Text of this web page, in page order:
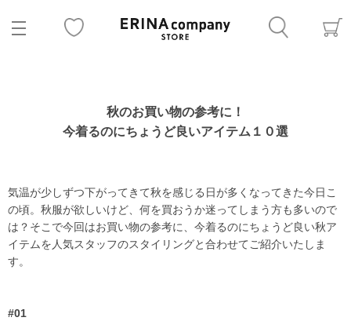
秋のお買い物の参考に！
今着るのにちょうど良いアイテム１０選
気温が少しずつ下がってきて秋を感じる日が多くなってきた今日こ
の頃。秋服が欲しいけど、何を買おうか迷ってしまう方も多いので
は？そこで今回はお買い物の参考に、今着るのにちょうど良い秋ア
イテムを人気スタッフのスタイリングと合わせてご紹介いたしま
す。
#01